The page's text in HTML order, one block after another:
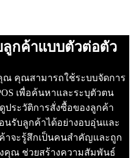
กค้าแบบตัวต่อตัว
ณ คุณสามารถใช้ระบบจัดการ
เพื่อค้นหาและระบุตัวตน
ประวัติการสั่งซื้อของลูกค้า
รับลูกค้าได้อย่างอบอุ่นและ
าจะรู้สึกเป็นคนสำคัญและถูก
งคุณ ช่วยสร้างความสัมพันธ์